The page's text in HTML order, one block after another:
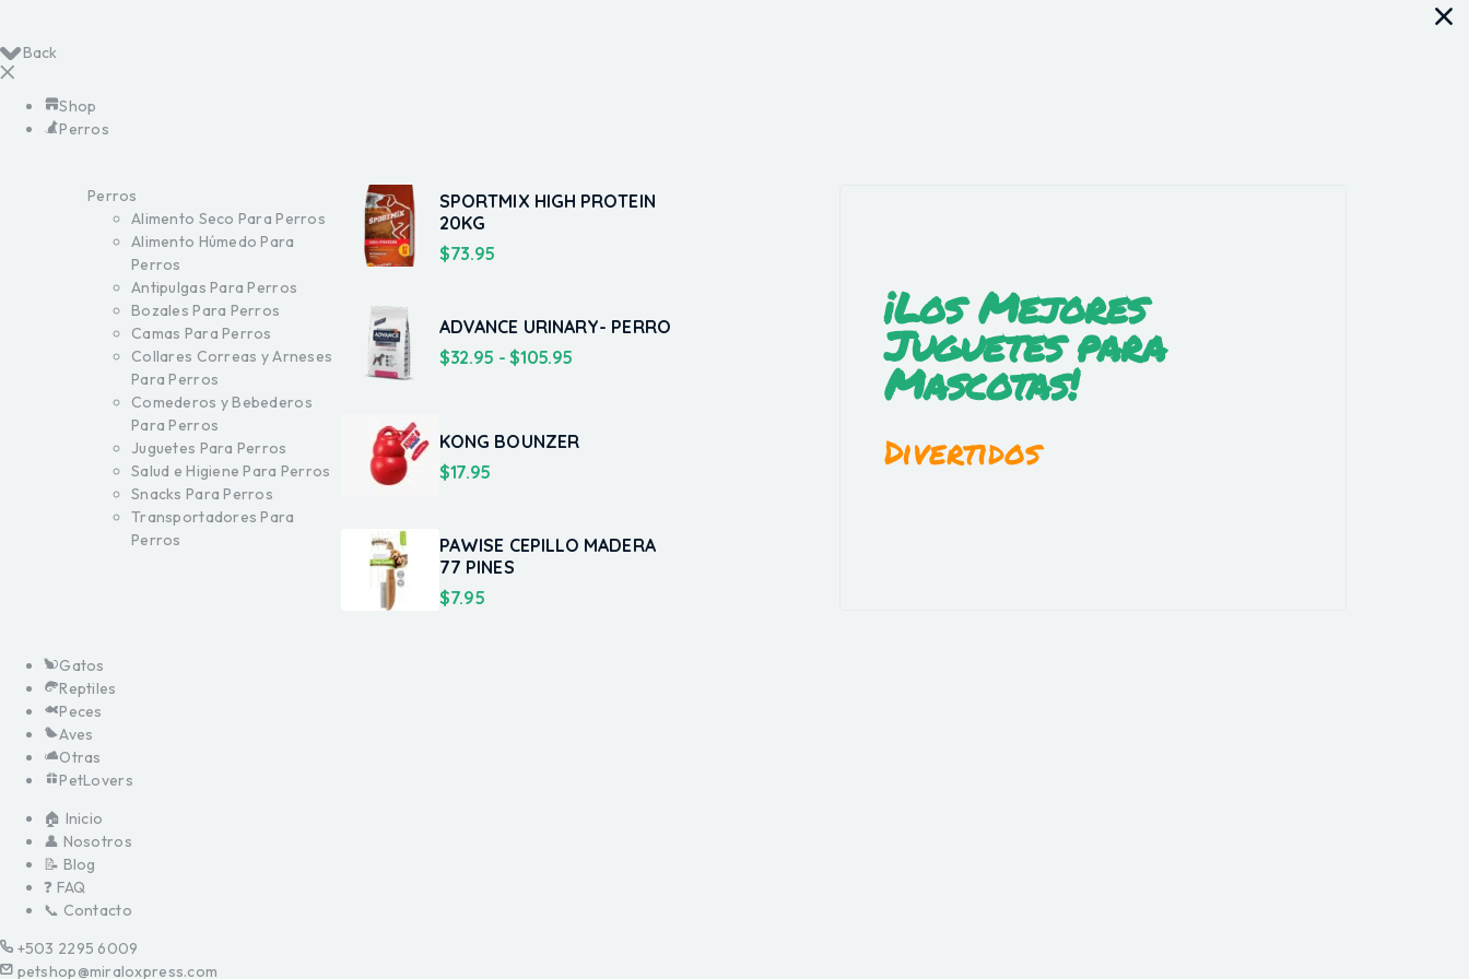
Back
Shop
Perros
Perros
Alimento Seco Para Perros
Alimento Húmedo Para
Perros
Antipulgas Para Perros
Bozales Para Perros
Camas Para Perros
Collares Correas y Arneses
Para Perros
Comederos y Bebederos
Para Perros
Juguetes Para Perros
Salud e Higiene Para Perros
Snacks Para Perros
Transportadores Para
Perros
SPORTMIX HIGH PROTEIN
20KG
$73.95
ADVANCE URINARY- PERRO
$32.95 - $105.95
KONG BOUNZER
$17.95
PAWISE CEPILLO MADERA
77 PINES
$7.95
¡Los Mejores
Juguetes para
Mascotas!
Divertidos
Gatos
Reptiles
Peces
Aves
Otras
PetLovers
🏠 Inicio
👤 Nosotros
📝 Blog
❓ FAQ
📞 Contacto
+503 2295 6009
petshop@miraloxpress.com